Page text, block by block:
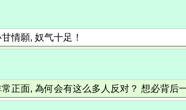
情願, 奴气十足！
正面, 為何会有这么多人反对？ 想必背后